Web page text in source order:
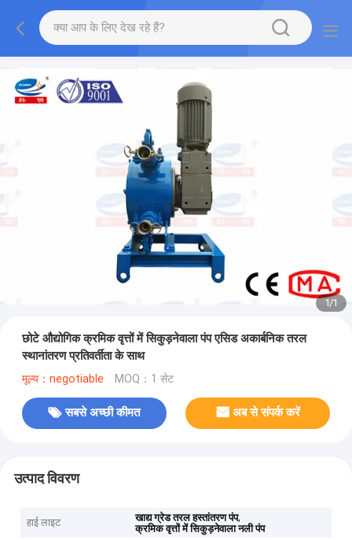
1/1
छोटे औद्योगिक क्रमिक वृत्तों में सिकुड़नेवाला पंप एसिड अकार्बनिक तरल
स्थानांतरण प्रतिवर्तीता के साथ
मूल्य：negotiable MOQ：1 सेट
सबसे अच्छी कीमत अब से संपर्क करें
उत्पाद विवरण
हाई लाइट खाद्य ग्रेड तरल हस्तांतरण पंप,
क्रमिक वृत्तों में सिकुड़नेवाला नली पंप